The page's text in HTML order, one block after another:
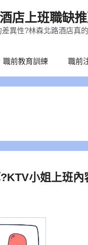
店上班職缺
異性?林森北路酒店真
職前教育訓練 職前
小姐上班內